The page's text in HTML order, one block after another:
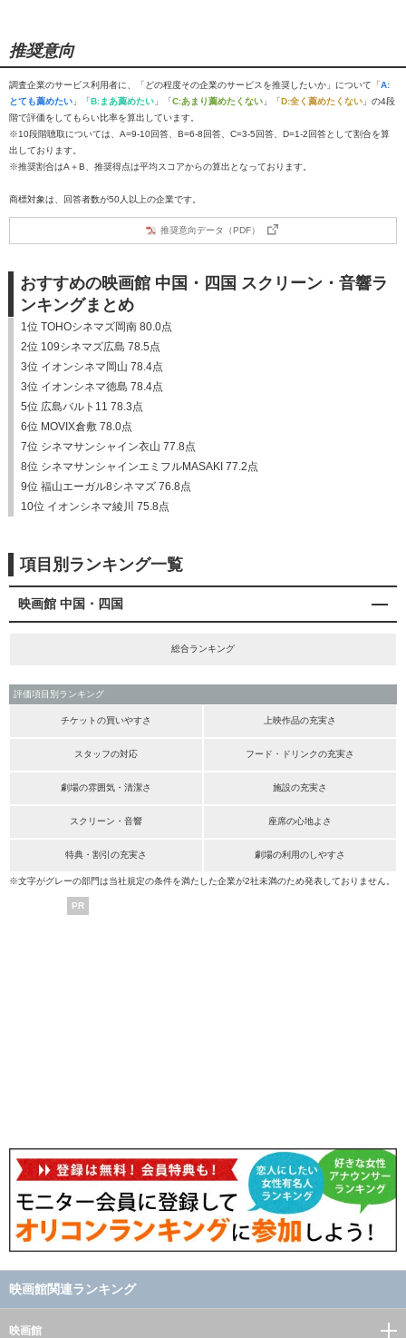
推奨意向
調査企業のサービス利用者に、「どの程度その企業のサービスを推奨したいか」について「A:
とても薦めたい 」「B:まあ薦めたい 」「C:あまり薦めたくない 」「D:全く薦めたくない 」の4段
階で評価をしてもらい比率を算出しています。
※10段階聴取については、A=9-10回答、B=6-8回答、C=3-5回答、D=1-2回答として割合を算
出しております。
※推奨割合はA＋B、推奨得点は平均スコアからの算出となっております。
商標対象は、回答者数が50人以上の企業です。
推奨意向データ（PDF）
おすすめの映画館 中国・四国 スクリーン・音響ラ
ンキングまとめ
1位 TOHOシネマズ岡南 80.0点
2位 109シネマズ広島 78.5点
3位 イオンシネマ岡山 78.4点
3位 イオンシネマ徳島 78.4点
5位 広島バルト11 78.3点
6位 MOVIX倉敷 78.0点
7位 シネマサンシャイン衣山 77.8点
8位 シネマサンシャインエミフルMASAKI 77.2点
9位 福山エーガル8シネマズ 76.8点
10位 イオンシネマ綾川 75.8点
項目別ランキング一覧
映画館 中国・四国
総合ランキング
評価項目別ランキング
チケットの買いやすさ 上映作品の充実さ
スタッフの対応 フード・ドリンクの充実さ
劇場の雰囲気・清潔さ 施設の充実さ
スクリーン・音響 座席の心地よさ
特典・割引の充実さ 劇場の利用のしやすさ
※文字がグレーの部門は当社規定の条件を満たした企業が2社未満のため発表しておりません。
PR
映画館関連ランキング
映画館